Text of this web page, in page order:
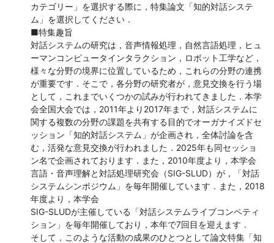
カテゴリー」を選択する際に，特集論文「知的対話システ
ム」を選択してください．
■特集趣旨
対話システムの研究は，音声情報処理，自然言語処理，ヒュ
ーマンコンピュータインタラクション，ロボット工学など，
様々な分野の境界に位置しているため，これらの分野の連携
が重要です．そこで，各分野の研究者が，意見交換を行う場
として，これまでいくつかの試みが行われてきました．本学
会全国大会では，2011年より2017年まで，対話システムに
関する複数の分野の課題を共有する目的でオーガナイズドセ
ッション「知的対話システム」が企画され，全体討論を含
む，活発な意見交換が行われました．2025年も同セッショ
ン名で企画されております．また，2010年度より，本学会
言語・音声理解と対話処理研究会（SIG-SLUD）が，「対話
システムシンポジウム」を毎年開催しています．また，2018
年度より，本学会
SIG-SLUDが主催している「対話システムライブコンペティ
ション」を毎年開催しており，本年で7回目を迎えます．
そして，このような活動の成果のひとつとして論文特集「知